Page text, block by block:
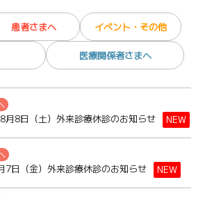
患者さまへ イベント・その他
医療関係者さまへ
月8日（土）外来診療休診のお知らせ NEW
7日（金）外来診療休診のお知らせ NEW